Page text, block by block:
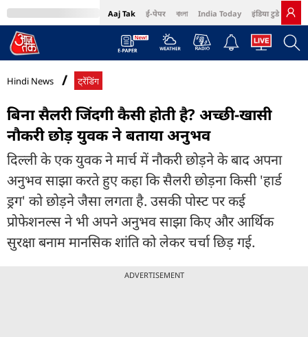
Aaj Tak ई-पेपर বাংলা India Today इंडिया टुडे हिंदी
MumbaiTak Cosmopolitan Harper's Bazaar Northeast
Hindi News ट्रेंडिंग
बिना सैलरी जिंदगी कैसी होती है? अच्छी-खासी
नौकरी छोड़ युवक ने बताया अनुभव
दिल्ली के एक युवक ने मार्च में नौकरी छोड़ने के बाद अपना
अनुभव साझा करते हुए कहा कि सैलरी छोड़ना किसी 'हार्ड
ड्रग' को छोड़ने जैसा लगता है. उसकी पोस्ट पर कई
प्रोफेशनल्स ने भी अपने अनुभव साझा किए और आर्थिक
सुरक्षा बनाम मानसिक शांति को लेकर चर्चा छिड़ गई.
ADVERTISEMENT